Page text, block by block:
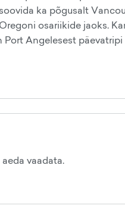
ka põgusalt
osariikide jaoks.
Port Angelesest
vaadata.